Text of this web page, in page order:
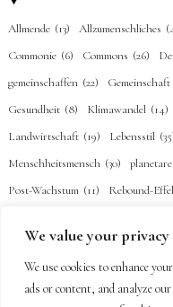
We value your privacy
We use cookies to enhance
ads or content, and analyze
Allmende (13) Allzumenschliches
Commonie (6) Commons (26)
gemeinschaffen (22) Gemeinschaft
Gesundheit (8) Klimawandel (14)
Landwirtschaft (19) Lebensstil
Menschheitsmensch (30)
Post-Wachstum (11) Rebound-
Urgeschichte (1) Verbundenheit (34)
Übernutzung (15) Überwachung